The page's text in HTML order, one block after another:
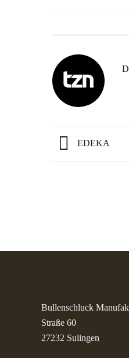
EDEKA
Bullenschluck
Straße 60
27232 Sulingen